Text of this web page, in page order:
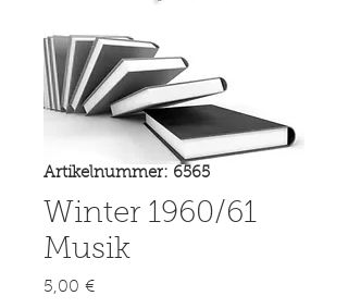
Artikelnummer: 6565
Winter 1960/61
Musik
5,00 €Preis